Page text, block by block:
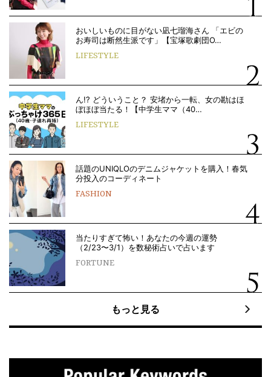
おいしいものに目がない凪七瑠海さん 「エビの
お寿司は断然生派です」【宝塚歌劇団O…
LIFESTYLE
ん!? どういうこと？ 安堵から一転、女の勘はほ
ぼほぼ当たる！【中学生ママ（40…
LIFESTYLE
話題のUNIQLOのデニムジャケットを購入！春気
分投入のコーディネート
FASHION
当たりすぎて怖い！あなたの今週の運勢
（2/23〜3/1）を数秘術占いで占います
FORTUNE
もっと見る